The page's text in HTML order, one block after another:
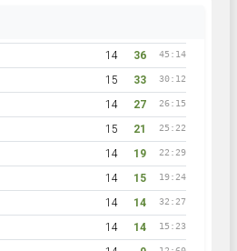
14 36 45:14
15 33 30:12
14 27 26:15
15 21 25:22
14 19 22:29
14 15 19:24
14 14 32:27
14 14 15:23